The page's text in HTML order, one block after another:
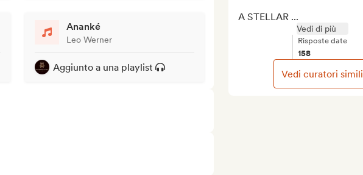
Ananké
Leo Werner
Aggiunto a una playlist
A STELLAR ...
Vedi di più
Risposte date
158
Vedi curatori simili